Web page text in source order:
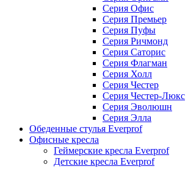
Серия Офис
Серия Премьер
Серия Пуфы
Серия Ричмонд
Серия Саторис
Серия Флагман
Серия Холл
Серия Честер
Серия Честер-Люкс
Серия Эволюшн
Серия Элла
Обеденные стулья Everprof
Офисные кресла
Геймерские кресла Everprof
Детские кресла Everprof